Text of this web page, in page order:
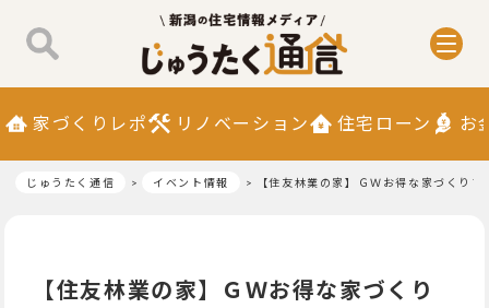
家づくりレポ リノベーション 住宅ローン お
じゅうたく通信 イベント情報 【住友林業の家】ＧＷお得な家づくり
【住友林業の家】ＧＷお得な家づくり